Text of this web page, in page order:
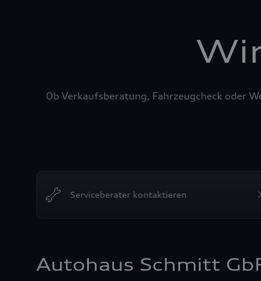
Ob Verkaufsberatung, Fahrzeugcheck oder
Serviceberater kontaktieren
Autohaus Schmitt